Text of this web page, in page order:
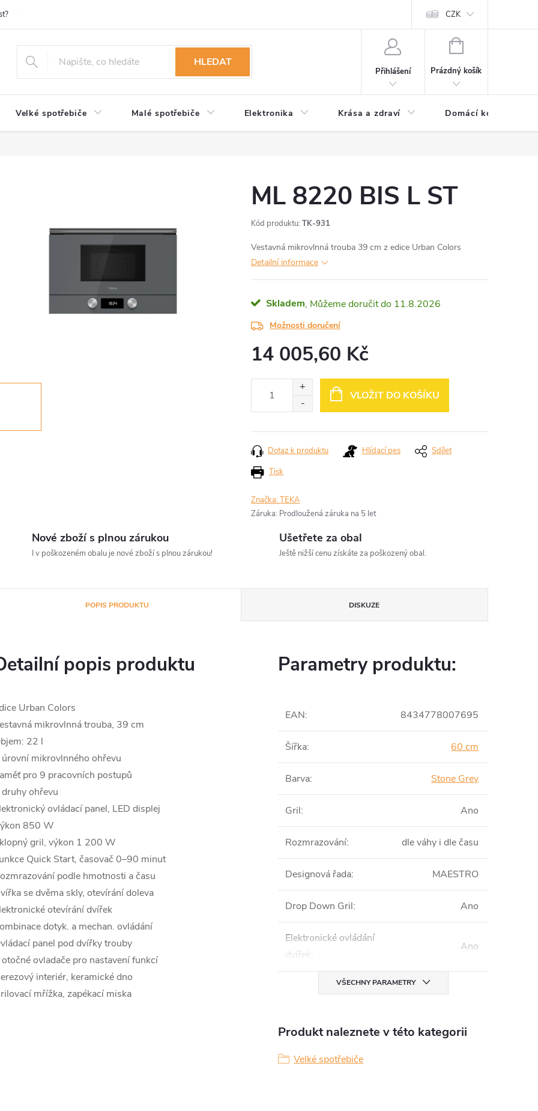
Prohlášení o ochraně osobních údajů
CZK
HLEDAT
Přihlášení
NÁKUPNÍ
Prázdný košík
Velké spotřebiče Malé spotřebiče Elektronika Krása a zdraví Domácí komfort
ML 8220 BIS L ST
Kód produktu: TK-931
Vestavná mikrovlnná trouba 39 cm z edice Urban Colors
Detailní informace
Skladem 11.8.2026
Možnosti doručení
14 005,60 Kč
VLOŽIT DO KOŠÍKU
Tisk
Dotaz k produktu Hlídací pes Sdílet
Značka:TEKA
Záruka: Prodloužená záruka na 5 let
Nové zboží s plnou zárukou
I v poškozeném obalu je nové zboží s plnou zárukou!
Ušetřete za obal
Ještě nižší cenu získáte za poškozený obal.
POPIS PRODUKTU DISKUZE
popis produktu
Urban Colors
mikrovlnná trouba, 39 cm
22 l
mikrovlnného ohřevu
pro 9 pracovních postupů
ohřevu
ovládací panel, LED displej
850 W
gril, výkon 1 200 W
Quick Start, časovač 0–90 minut
podle hmotnosti a času
se dvěma skly, otevírání doleva
otevírání dvířek
dotyk. a mechan. ovládání
panel pod dvířky trouby
ovladače pro nastavení funkcí
interiér, keramické dno
mřížka, zapékací miska
Parametry produktu:
EAN: 8434778007695
Šířka: 60 cm
Barva: Stone Grey
Gril: Ano
Rozmrazování: dle váhy i dle času
Designová řada: MAESTRO
Drop Down Gril: Ano
Elektronické ovládání
dvířek:
Ano
VŠECHNY PARAMETRY
Produkt naleznete v této kategorii
Velké spotřebiče